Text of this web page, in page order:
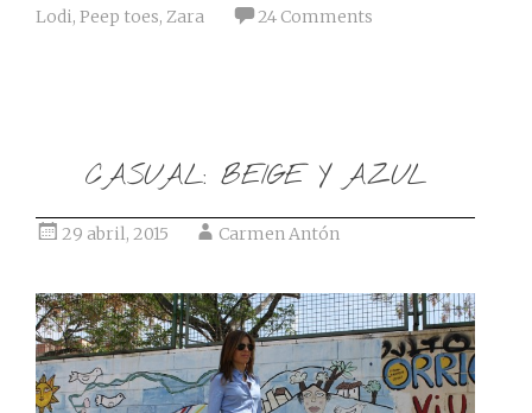
Lodi, Peep toes, Zara 24 Comments
CASUAL: BEIGE Y AZUL
29 abril, 2015 Carmen Antón